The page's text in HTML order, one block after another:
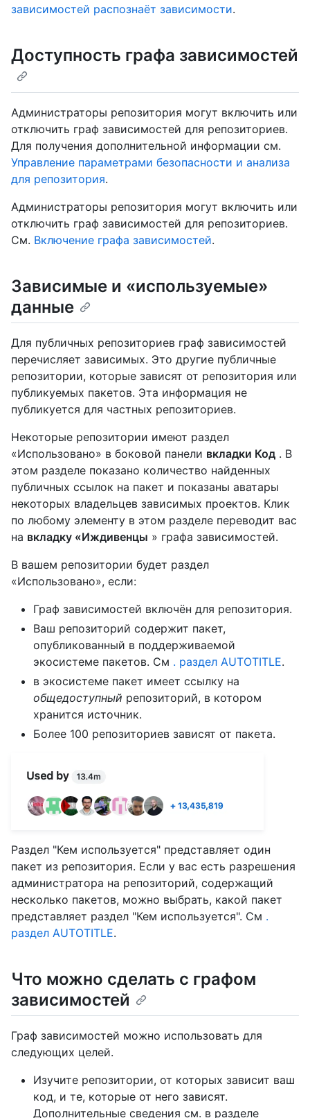
зависимостей распознаёт зависимости.
Доступность графа зависимостей
Администраторы репозитория могут включить или
отключить граф зависимостей для репозиториев.
Для получения дополнительной информации см.
Управление параметрами безопасности и анализа
для репозитория.
Администраторы репозитория могут включить или
отключить граф зависимостей для репозиториев.
См. Включение графа зависимостей.
Зависимые и «используемые»
данные
Для публичных репозиториев граф зависимостей
перечисляет зависимых. Это другие публичные
репозитории, которые зависят от репозитория или
публикуемых пакетов. Эта информация не
публикуется для частных репозиториев.
Некоторые репозитории имеют раздел
«Использовано» в боковой панели вкладки Код . В
этом разделе показано количество найденных
публичных ссылок на пакет и показаны аватары
некоторых владельцев зависимых проектов. Клик
по любому элементу в этом разделе переводит вас
на вкладку «Иждивенцы » графа зависимостей.
В вашем репозитории будет раздел
«Использовано», если:
Граф зависимостей включён для репозитория.
Ваш репозиторий содержит пакет,
опубликованный в поддерживаемой
экосистеме пакетов. См . раздел AUTOTITLE.
в экосистеме пакет имеет ссылку на
общедоступный репозиторий, в котором
хранится источник.
Более 100 репозиториев зависят от пакета.
Раздел "Кем используется" представляет один
пакет из репозитория. Если у вас есть разрешения
администратора на репозиторий, содержащий
несколько пакетов, можно выбрать, какой пакет
представляет раздел "Кем используется". См .
раздел AUTOTITLE.
Что можно сделать с графом
зависимостей
Граф зависимостей можно использовать для
следующих целей.
Изучите репозитории, от которых зависит ваш
код, и те, которые от него зависят.
Дополнительные сведения см. в разделе